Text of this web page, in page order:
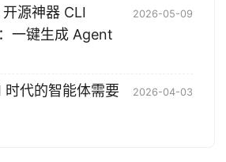
源神器 CLI
一键生成 Agent
2026-05-09
时代的智能体需要
2026-04-03